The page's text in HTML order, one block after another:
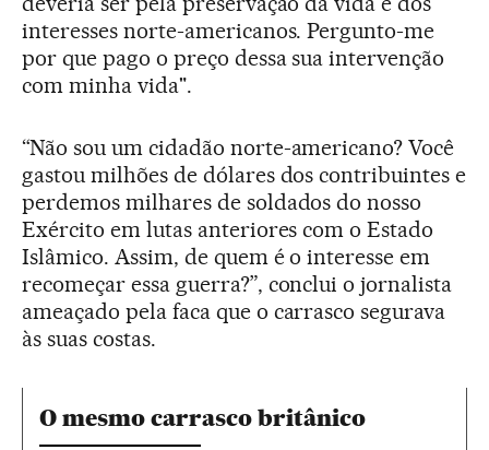
interesses norte-americanos. Pergunto-me
por que pago o preço dessa sua intervenção
com minha vida".
“Não sou um cidadão norte-americano? Você
gastou milhões de dólares dos contribuintes e
perdemos milhares de soldados do nosso
Exército em lutas anteriores com o Estado
Islâmico. Assim, de quem é o interesse em
recomeçar essa guerra?”, conclui o jornalista
ameaçado pela faca que o carrasco segurava
às suas costas.
O mesmo carrasco britânico